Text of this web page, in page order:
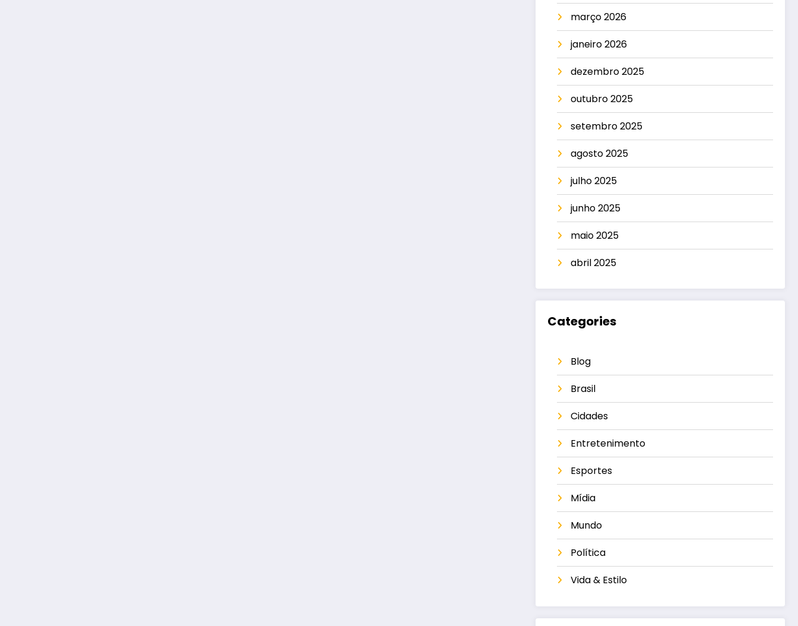
março 2026
janeiro 2026
dezembro 2025
outubro 2025
setembro 2025
agosto 2025
julho 2025
junho 2025
maio 2025
abril 2025
Categories
Blog
Brasil
Cidades
Entretenimento
Esportes
Mídia
Mundo
Política
Vida & Estilo